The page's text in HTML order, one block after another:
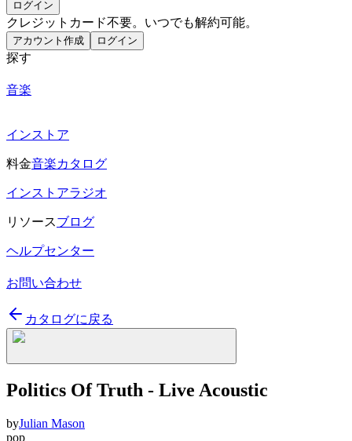
ログイン
クレジットカード不要。いつでも解約可能。
アカウント作成 ログイン
探す
音楽
インストア
料金音楽カタログ
インストアラジオ
リソースブログ
ヘルプセンター
お問い合わせ
カタログに戻る
Politics Of Truth - Live Acoustic
byJulian Mason
pop